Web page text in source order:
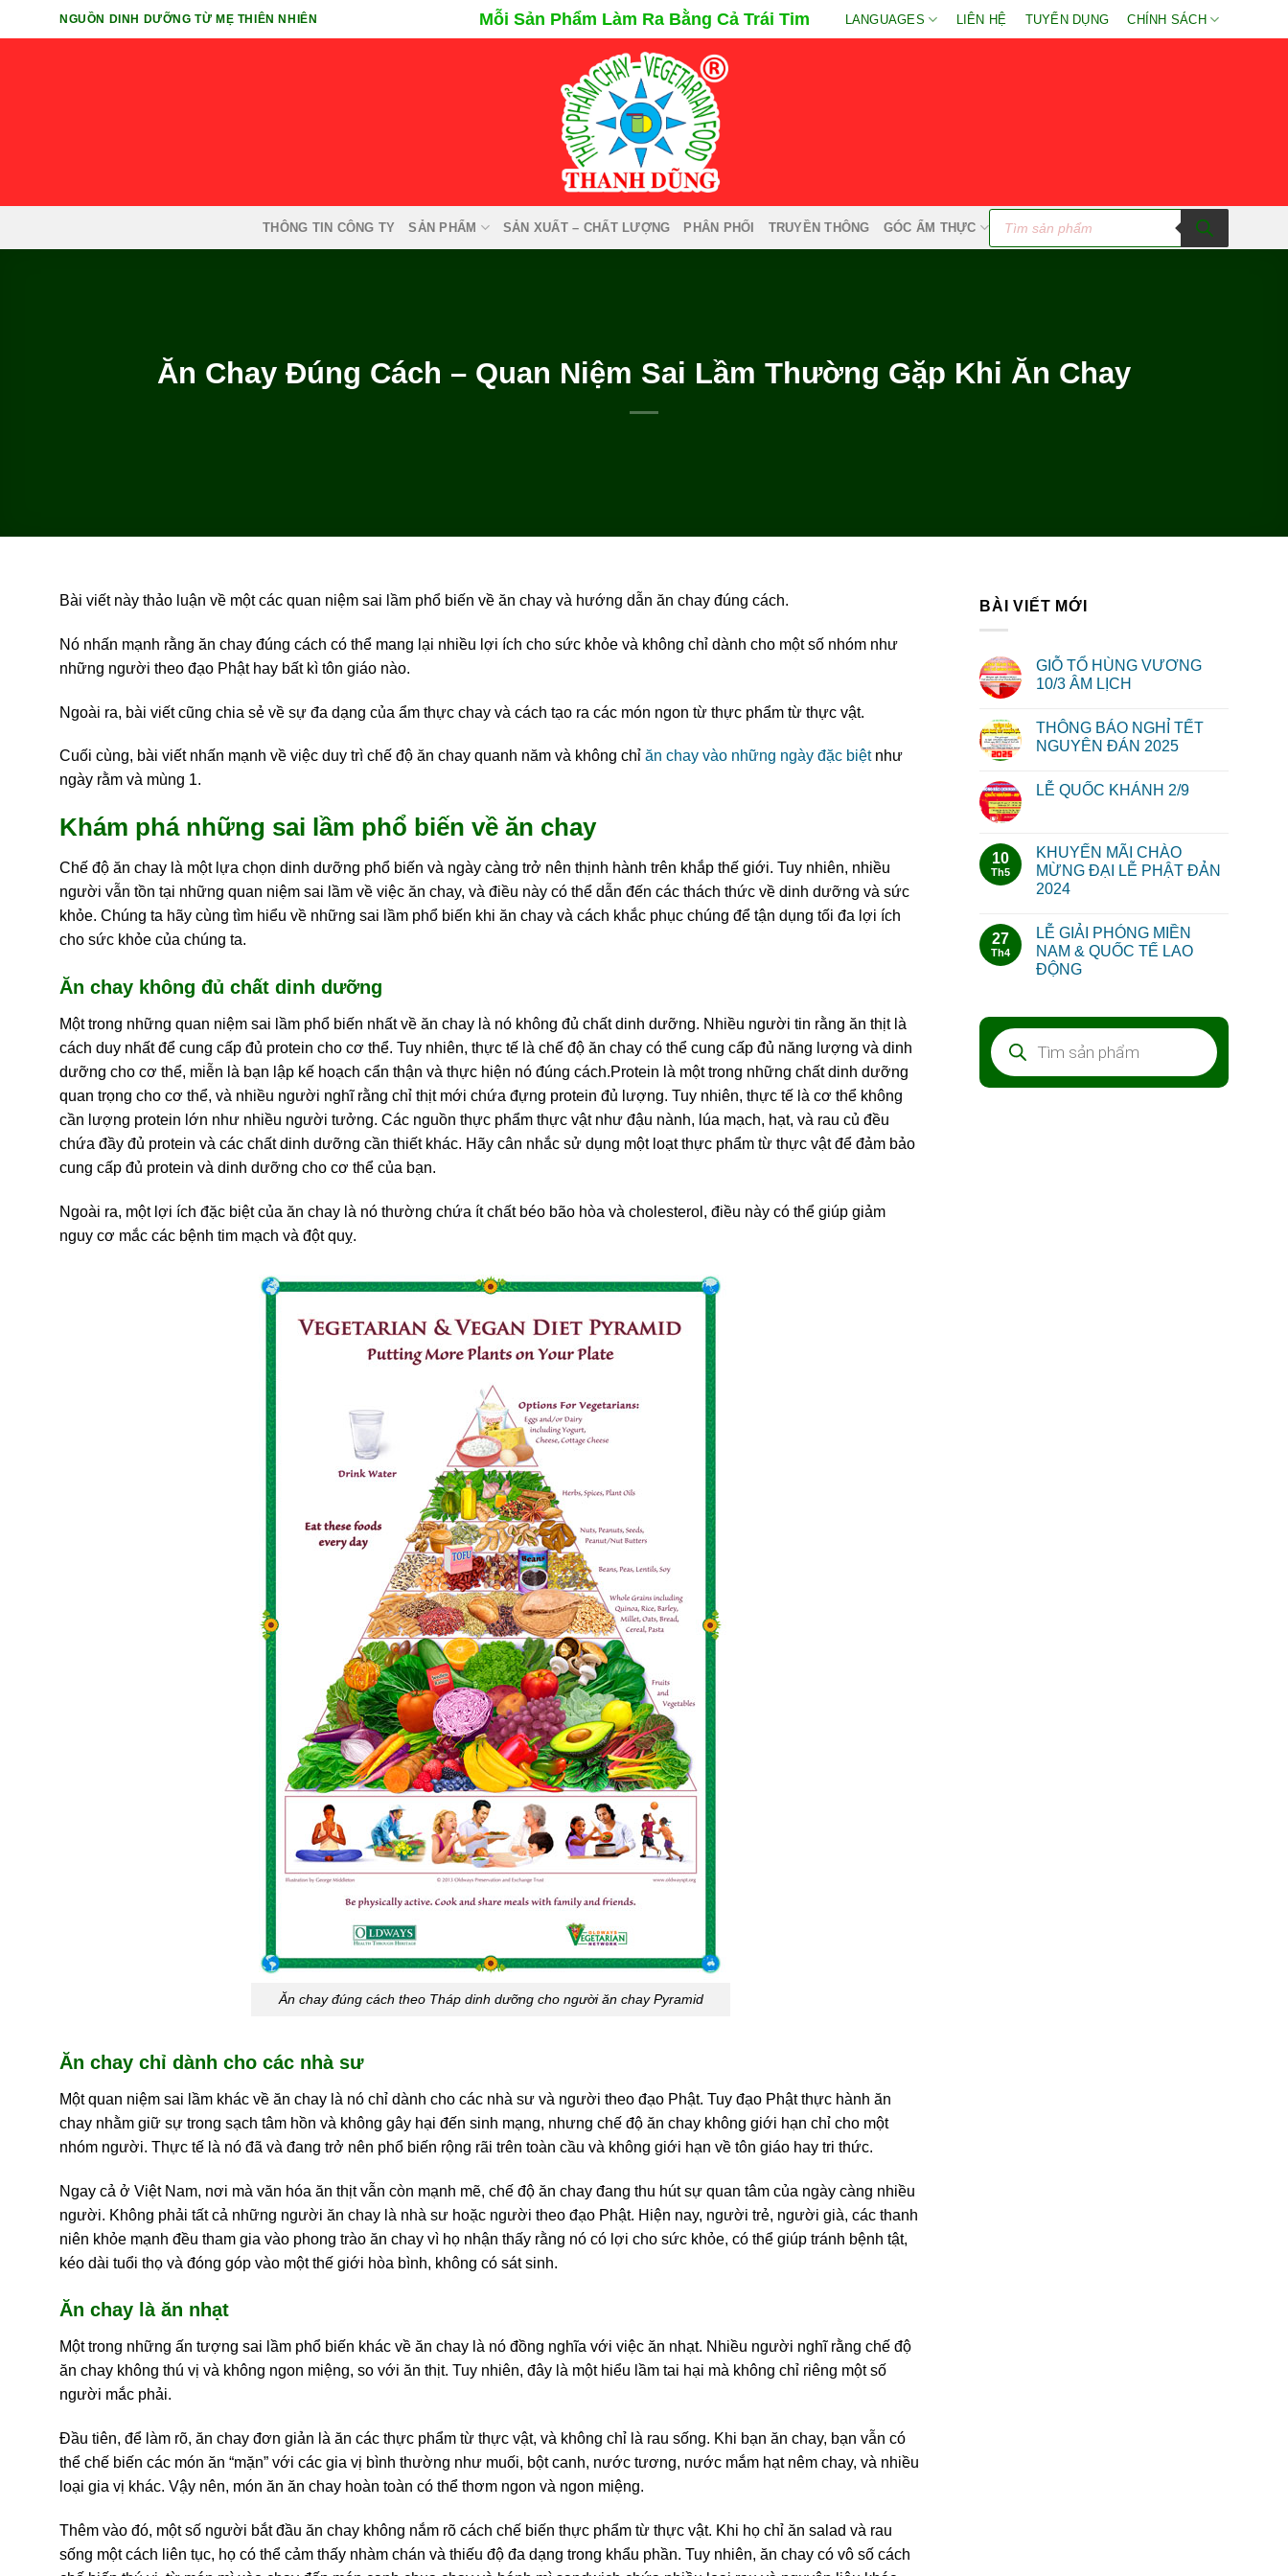
đến
NGUỒN DINH DƯỠNG TỪ MẸ THIÊN NHIÊN Mỗi Sản Phẩm Làm Ra Bằng Cả Trái Tim LANGUAGES LIÊN HỆ TUYỂN DỤNG CHÍNH SÁCH
THÔNG TIN CÔNG TY SẢN PHẨM SẢN XUẤT – CHẤT LƯỢNG PHÂN PHỐI TRUYỀN THÔNG GÓC ẨM THỰC
Tìm
kiếm
phẩm
Ăn Chay Đúng Cách – Quan Niệm Sai Lầm Thường Gặp Khi Ăn Chay
Bài viết này thảo luận về một các quan niệm sai lầm phổ biến về ăn chay và hướng dẫn ăn chay đúng cách.
Nó nhấn mạnh rằng ăn chay đúng cách có thể mang lại nhiều lợi ích cho sức khỏe và không chỉ dành cho một số nhóm như
những người theo đạo Phật hay bất kì tôn giáo nào.
Ngoài ra, bài viết cũng chia sẻ về sự đa dạng của ẩm thực chay và cách tạo ra các món ngon từ thực phẩm từ thực vật.
Cuối cùng, bài viết nhấn mạnh về việc duy trì chế độ ăn chay quanh năm và không chỉ ăn chay vào những ngày đặc biệtnhư
ngày rằm và mùng 1.
Khám phá những sai lầm phổ biến về ăn chay
Chế độ ăn chay là một lựa chọn dinh dưỡng phổ biến và ngày càng trở nên thịnh hành trên khắp thế giới. Tuy nhiên, nhiều
người vẫn tồn tại những quan niệm sai lầm về việc ăn chay, và điều này có thể dẫn đến các thách thức về dinh dưỡng và sức
khỏe. Chúng ta hãy cùng tìm hiểu về những sai lầm phổ biến khi ăn chay và cách khắc phục chúng để tận dụng tối đa lợi ích
cho sức khỏe của chúng ta.
Ăn chay không đủ chất dinh dưỡng
Một trong những quan niệm sai lầm phổ biến nhất về ăn chay là nó không đủ chất dinh dưỡng. Nhiều người tin rằng ăn thịt là
cách duy nhất để cung cấp đủ protein cho cơ thể. Tuy nhiên, thực tế là chế độ ăn chay có thể cung cấp đủ năng lượng và dinh
dưỡng cho cơ thể, miễn là bạn lập kế hoạch cẩn thận và thực hiện nó đúng cách.Protein là một trong những chất dinh dưỡng
quan trọng cho cơ thể, và nhiều người nghĩ rằng chỉ thịt mới chứa đựng protein đủ lượng. Tuy nhiên, thực tế là cơ thể không
cần lượng protein lớn như nhiều người tưởng. Các nguồn thực phẩm thực vật như đậu nành, lúa mạch, hạt, và rau củ đều
chứa đầy đủ protein và các chất dinh dưỡng cần thiết khác. Hãy cân nhắc sử dụng một loạt thực phẩm từ thực vật để đảm bảo
cung cấp đủ protein và dinh dưỡng cho cơ thể của bạn.
Ngoài ra, một lợi ích đặc biệt của ăn chay là nó thường chứa ít chất béo bão hòa và cholesterol, điều này có thể giúp giảm
nguy cơ mắc các bệnh tim mạch và đột quỵ.
Ăn chay đúng cách theo Tháp dinh dưỡng cho người ăn chay Pyramid
Ăn chay chỉ dành cho các nhà sư
Một quan niệm sai lầm khác về ăn chay là nó chỉ dành cho các nhà sư và người theo đạo Phật. Tuy đạo Phật thực hành ăn
chay nhằm giữ sự trong sạch tâm hồn và không gây hại đến sinh mạng, nhưng chế độ ăn chay không giới hạn chỉ cho một
nhóm người. Thực tế là nó đã và đang trở nên phổ biến rộng rãi trên toàn cầu và không giới hạn về tôn giáo hay tri thức.
Ngay cả ở Việt Nam, nơi mà văn hóa ăn thịt vẫn còn mạnh mẽ, chế độ ăn chay đang thu hút sự quan tâm của ngày càng nhiều
người. Không phải tất cả những người ăn chay là nhà sư hoặc người theo đạo Phật. Hiện nay, người trẻ, người già, các thanh
niên khỏe mạnh đều tham gia vào phong trào ăn chay vì họ nhận thấy rằng nó có lợi cho sức khỏe, có thể giúp tránh bệnh tật,
kéo dài tuổi thọ và đóng góp vào một thế giới hòa bình, không có sát sinh.
Ăn chay là ăn nhạt
Một trong những ấn tượng sai lầm phổ biến khác về ăn chay là nó đồng nghĩa với việc ăn nhạt. Nhiều người nghĩ rằng chế độ
ăn chay không thú vị và không ngon miệng, so với ăn thịt. Tuy nhiên, đây là một hiểu lầm tai hại mà không chỉ riêng một số
người mắc phải.
Đầu tiên, để làm rõ, ăn chay đơn giản là ăn các thực phẩm từ thực vật, và không chỉ là rau sống. Khi bạn ăn chay, bạn vẫn có
thể chế biến các món ăn “mặn” với các gia vị bình thường như muối, bột canh, nước tương, nước mắm hạt nêm chay, và nhiều
loại gia vị khác. Vậy nên, món ăn ăn chay hoàn toàn có thể thơm ngon và ngon miệng.
Thêm vào đó, một số người bắt đầu ăn chay không nắm rõ cách chế biến thực phẩm từ thực vật. Khi họ chỉ ăn salad và rau
sống một cách liên tục, họ có thể cảm thấy nhàm chán và thiếu độ đa dạng trong khẩu phần. Tuy nhiên, ăn chay có vô số cách
BÀI VIẾT MỚI
GIỖ TỔ HÙNG VƯƠNG
10/3 ÂM LỊCH
THÔNG BÁO NGHỈ TẾT
NGUYÊN ĐÁN 2025
LỄ QUỐC KHÁNH 2/9
10
Th5
KHUYẾN MÃI CHÀO
MỪNG ĐẠI LỄ PHẬT ĐẢN
2024
27
Th4
LỄ GIẢI PHÓNG MIỀN
NAM & QUỐC TẾ LAO
ĐỘNG
Tìm
kiếm
sản
phẩm